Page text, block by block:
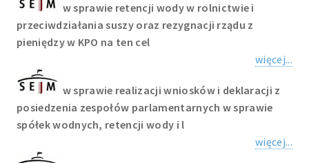
w sprawie retencji wody w rolnictwie i
przeciwdziałania suszy oraz rezygnacji rządu z
pieniędzy w KPO na ten cel
więcej...
w sprawie realizacji wniosków i deklaracji z
posiedzenia zespołów parlamentarnych w sprawie
spółek wodnych, retencji wody i l
więcej...